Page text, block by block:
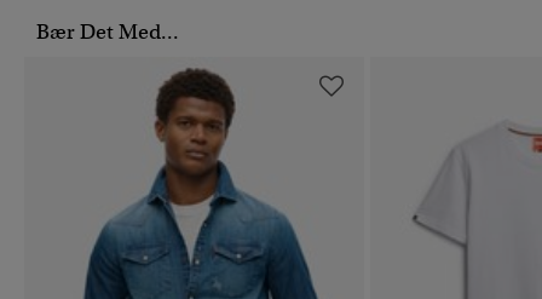
Bær Det Med...